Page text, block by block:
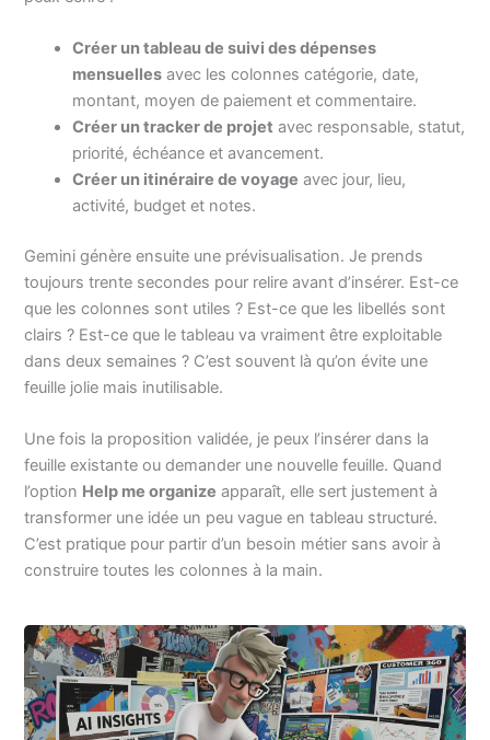
Créer un tableau de suivi des dépenses
mensuelles avec les colonnes catégorie, date,
montant, moyen de paiement et commentaire.
Créer un tracker de projet avec responsable, statut,
priorité, échéance et avancement.
Créer un itinéraire de voyage avec jour, lieu,
activité, budget et notes.
Gemini génère ensuite une prévisualisation. Je prends
toujours trente secondes pour relire avant d’insérer. Est-ce
que les colonnes sont utiles ? Est-ce que les libellés sont
clairs ? Est-ce que le tableau va vraiment être exploitable
dans deux semaines ? C’est souvent là qu’on évite une
feuille jolie mais inutilisable.
Une fois la proposition validée, je peux l’insérer dans la
feuille existante ou demander une nouvelle feuille. Quand
l’option Help me organize apparaît, elle sert justement à
transformer une idée un peu vague en tableau structuré.
C’est pratique pour partir d’un besoin métier sans avoir à
construire toutes les colonnes à la main.